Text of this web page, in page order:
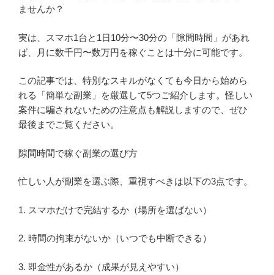
ませんか？
実は、スマホ1台と1日10分〜30分の「隙間時間」があれ
ば、月に数千円〜数万円を稼ぐことは十分に可能です。
この記事では、特別なスキルがなくても今日から始めら
れる「簡単な副業」を厳選して5つご紹介します。怪しい
案件に騙されないための注意点も解説しますので、ぜひ
最後までご覧ください。
隙間時間で稼ぐ副業の選び方
忙しい人が副業を選ぶ際、重視すべきは以下の3点です。
1. スマホだけで完結するか（場所を選ばない）
2. 時間の拘束がないか（いつでも中断できる）
3. 即金性があるか（成果が見えやすい）